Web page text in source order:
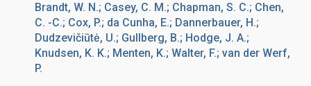
Brandt, W. N.; Casey, C. M.; Chapman, S. C.; Chen,
C. -C.; Cox, P.; da Cunha, E.; Dannerbauer, H.;
Dudzevičiūtė, U.; Gullberg, B.; Hodge, J. A.;
Knudsen, K. K.; Menten, K.; Walter, F.; van der Werf,
P.